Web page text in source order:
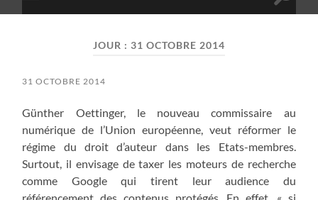
Toggle
mobile
JOUR : 31 OCTOBRE 2014
31 OCTOBRE 2014
Günther Oettinger, le nouveau commissaire au
numérique de l’Union européenne, veut réformer le
régime du droit d’auteur dans les Etats-membres.
Surtout, il envisage de taxer les moteurs de recherche
comme Google qui tirent leur audience du